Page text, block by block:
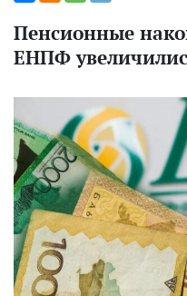
Пенсионные
ЕНПФ